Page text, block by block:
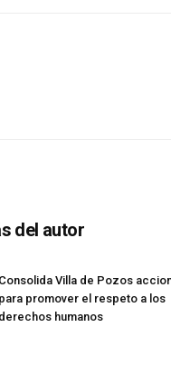
del autor
Consolida Villa de Pozos
para promover el respeto a los
derechos humanos